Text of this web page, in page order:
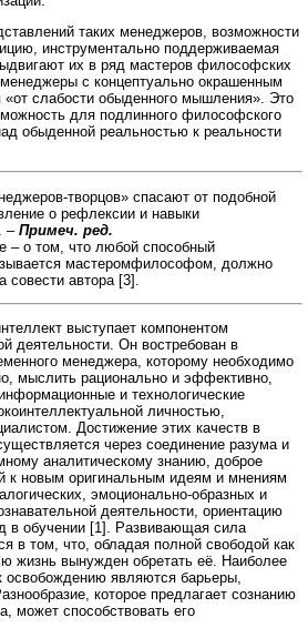
таких менеджеров, возможности
инструментально поддерживаемая
их в ряд мастеров философских
с концептуально окрашенным
слабости обыденного мышления». Это
для подлинного философского
обыденной реальностью к реальности
творцов» спасают от подобной
о рефлексии и навыки
– Примеч. ред.
– о том, что любой способный
мастеромфилософом, должно
совести автора [3].
выступает компонентом
деятельности. Он востребован в
менеджера, которому необходимо
мыслить рационально и эффективно,
и технологические
личностью,
Достижение этих качеств в
через соединение разума и
аналитическому знанию, доброе
к новым оригинальным идеям и мнениям
эмоционально-образных и
деятельности, ориентацию
в обучении [1]. Развивающая сила
в том, что, обладая полной свободой как
жизнь вынужден обретать её. Наиболее
освобождению являются барьеры,
которое предлагает сознанию
может способствовать его